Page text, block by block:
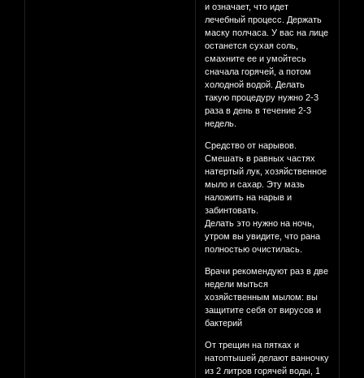
и означает, что идет
лечебный процесс. Держать
маску полчаса. У вас на лице
останется сухая соль,
смахните ее и умойтесь
сначала горячей, а потом
холодной водой. Делать
такую процедуру нужно 2-3
раза в день в течение 2-3
недель.
Средство от нарывов.
Смешать в равных частях
натертый лук, хозяйственное
мыло и сахар. Эту мазь
наложить на нарыв и
забинтовать.
Делать это нужно на ночь,
утром вы увидите, что рана
полностью очистилась.
Врачи рекомендуют раз в две
недели мыться
хозяйственным мылом: вы
защитите себя от вирусов и
бактерий
От трещин на пятках и
натоптышей делают ванночку
из 2 литров горячей воды, 1